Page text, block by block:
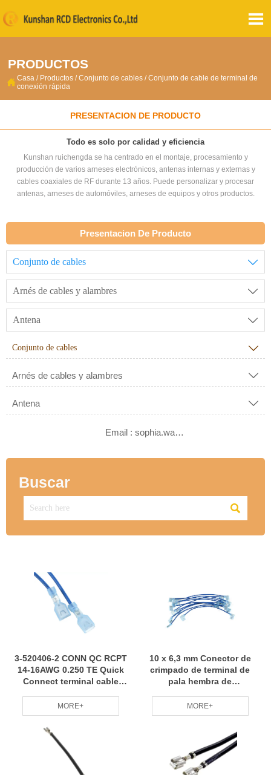

PRODUCTOS
 Casa / Productos /Conjunto de cables /Conjunto de cable de terminal de
conexión rápida
PRESENTACION DE PRODUCTO
Todo es solo por calidad y eficiencia
Kunshan ruichengda se ha centrado en el montaje, procesamiento y
producción de varios arneses electrónicos, antenas internas y externas y
cables coaxiales de RF durante 13 años. Puede personalizar y procesar
antenas, arneses de automóviles, arneses de equipos y otros productos.
Presentacion De Producto
Conjunto de cables 
Arnés de cables y alambres 
Antena 
Conjunto de cables 
Arnés de cables y alambres 
Antena 
Email : sophia.wang@ksrcd.com
Buscar

3-520406-2 CONN QC RCPT
14-16AWG 0.250 TE Quick
Connect terminal cable
MORE+
10 x 6,3 mm Conector de
crimpado de terminal de
pala hembra de
de 15 cm
MORE+